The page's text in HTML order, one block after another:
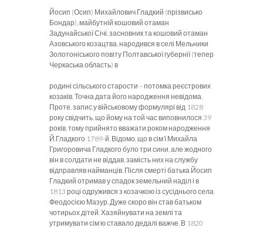
Йосип (Осип) Михайлович Гладкий (прізвисько
Бондар), майбутній кошовий отаман
Задунайської Січі, засновник та кошовий отаман
Азовського козацтва, народився в селі Мельники
Золотоніського повіту Полтавської губернії (тепер
Черкаська область) в
родині сільського старости – потомка реєстрових
козаків. Точна дата його народження невідома.
Проте, запис у військовому формулярі від 1828
року свідчить, що йому на той час виповнилося 39
років, тому прийнято вважати роком народження
Й.Гладкого 1789-й. Відомо, що в сім’ї Михайла
Григоровича Гладкого було три сини, але жодного
він в солдати не віддав, замість них на службу
відправляв найманців. Після смерті батька Йосип
Гладкий отримав у спадок земельний наділ і в
1813 році одружився з козачкою із сусіднього села
Феодосією Мазур. Дуже скоро він став батьком
чотирьох дітей. Хазяйнувати на землі та
утримувати сім’ю ставало дедалі важче. В 1820